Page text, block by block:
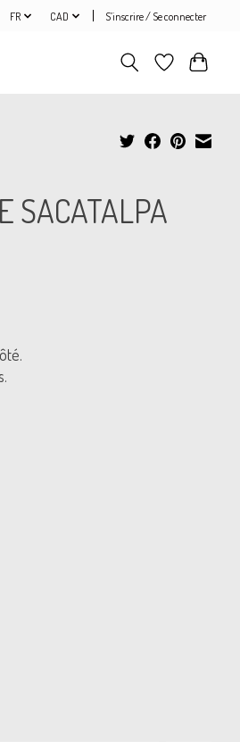
FR CAD S’inscrire / Se connecter
SACATALPA